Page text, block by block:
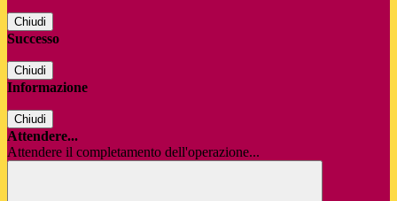
Chiudi
Successo
Chiudi
Informazione
Chiudi
Attendere...
Attendere il completamento dell'operazione...